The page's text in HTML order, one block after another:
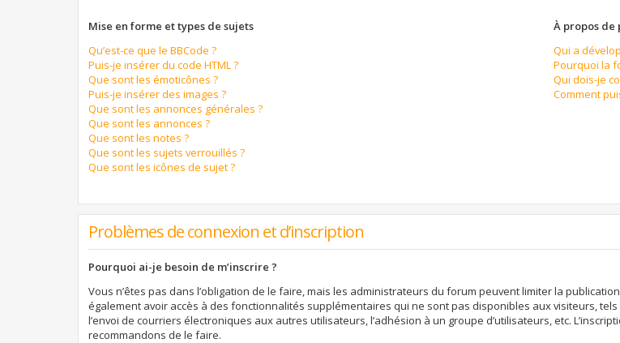
Mise en forme et types de sujets
Qu’est-ce que le BBCode ?
Puis-je insérer du code HTML ?
Que sont les émoticônes ?
Puis-je insérer des images ?
Que sont les annonces générales ?
Que sont les annonces ?
Que sont les notes ?
Que sont les sujets verrouillés ?
Que sont les icônes de sujet ?
À propos de
Qui a
Pourquoi la
Qui dois-je
Comment
Problèmes de connexion et d’inscription
Pourquoi ai-je besoin de m’inscrire ?
Vous n’êtes pas dans l’obligation de le faire, mais les administrateurs du forum peuvent limiter la
également avoir accès à des fonctionnalités supplémentaires qui ne sont pas disponibles aux visiteurs,
l’envoi de courriers électroniques aux autres utilisateurs, l’adhésion à un groupe d’utilisateurs, etc.
recommandons de le faire.